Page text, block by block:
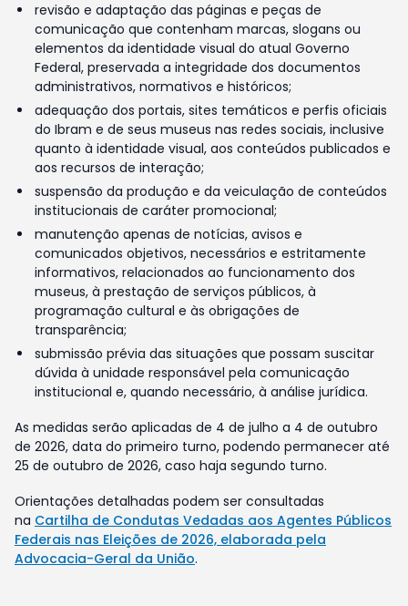
revisão e adaptação das páginas e peças de
comunicação que contenham marcas, slogans ou
elementos da identidade visual do atual Governo
Federal, preservada a integridade dos documentos
administrativos, normativos e históricos;
adequação dos portais, sites temáticos e perfis oficiais
do Ibram e de seus museus nas redes sociais, inclusive
quanto à identidade visual, aos conteúdos publicados e
aos recursos de interação;
suspensão da produção e da veiculação de conteúdos
institucionais de caráter promocional;
manutenção apenas de notícias, avisos e
comunicados objetivos, necessários e estritamente
informativos, relacionados ao funcionamento dos
museus, à prestação de serviços públicos, à
programação cultural e às obrigações de
transparência;
submissão prévia das situações que possam suscitar
dúvida à unidade responsável pela comunicação
institucional e, quando necessário, à análise jurídica.
As medidas serão aplicadas de 4 de julho a 4 de outubro
de 2026, data do primeiro turno, podendo permanecer até
25 de outubro de 2026, caso haja segundo turno.
Orientações detalhadas podem ser consultadas
na Cartilha de Condutas Vedadas aos Agentes Públicos
Federais nas Eleições de 2026, elaborada pela
Advocacia-Geral da União.